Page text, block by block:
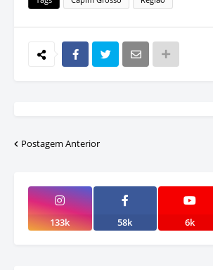
Postagem Anterior
133k 58k 6k